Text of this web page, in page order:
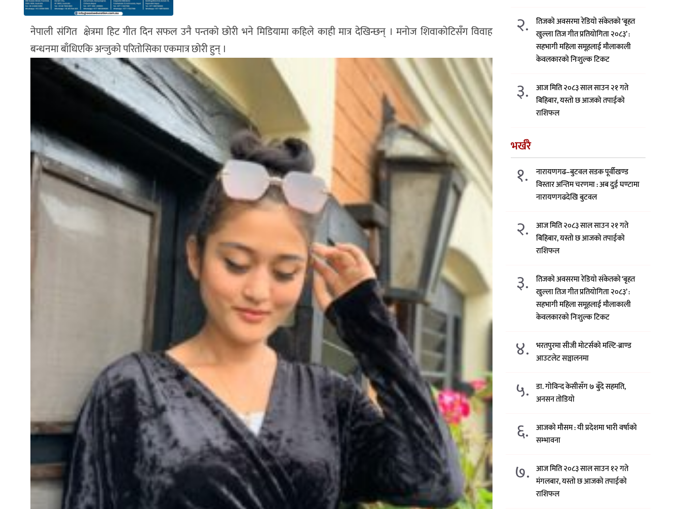
नेपाली संगित क्षेत्रमा हिट गीत दिन सफल उनै पन्तको छोरी भने मिडियामा कहिले काही मात्र देखिन्छन् । मनोज शिवाकोटिसँग विवाह
बन्धनमा बाँधिएकि अन्जुको परितोसिका एकमात्र छोरी हुन् ।
२.
तिजको अवसरमा रेडियो संकेतको ‘बृहत
खुल्ला तिज गीत प्रतियोगिता २०८३’ :
सहभागी महिला समूहलाई मौलाकाली
केवलकारको निःशुल्क टिकट
३.
आज मिति २०८३ साल साउन २१ गते
बिहिबार, यस्तो छ आजको तपाईको
राशिफल
भर्खरै
१.
नारायणगढ–बुटवल सडक पूर्वीखण्ड
विस्तार अन्तिम चरणमा : अब दुई घण्टामा
नारायणगढदेखि बुटवल
२.
आज मिति २०८३ साल साउन २१ गते
बिहिबार, यस्तो छ आजको तपाईको
राशिफल
३.
तिजको अवसरमा रेडियो संकेतको ‘बृहत
खुल्ला तिज गीत प्रतियोगिता २०८३’ :
सहभागी महिला समूहलाई मौलाकाली
केवलकारको निःशुल्क टिकट
४.
भरतपुरमा सीजी मोटर्सको मल्टि-ब्राण्ड
आउटलेट सञ्चालनमा
५.
डा. गोविन्द केसीसँग ७ बुँदे सहमति,
अनसन तोडियो
६.
आजको मौसम : यी प्रदेशमा भारी वर्षाको
सम्भावना
७. आज मिति २०८३ साल साउन १२ गते
मंगलबार, यस्तो छ आजको तपाईको
राशिफल